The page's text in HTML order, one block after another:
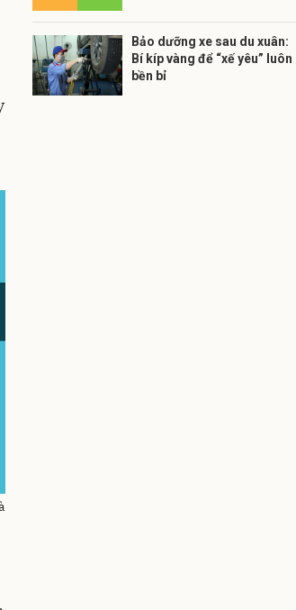
Bảo dưỡng xe sau du xuân:
Bí kíp vàng để “xế yêu” luôn
bền bỉ